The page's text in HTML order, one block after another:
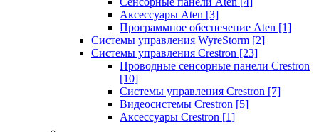
Аксессуары Aten [3]
Программное обеспечение Aten [1]
Системы управления WyreStorm [2]
Системы управления Crestron [23]
Проводные сенсорные панели Crestron
[10]
Системы управления Crestron [7]
Видеосистемы Crestron [5]
Аксессуары Crestron [1]